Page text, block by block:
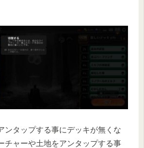
ンタップする事にデッキが無くな
チャーや土地をアンタップする事